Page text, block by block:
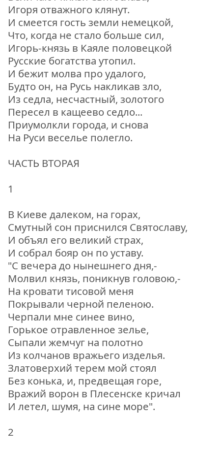
Игоря отважного клянут.
И смеется гость земли немецкой,
Что, когда не стало больше сил,
Игорь-князь в Каяле половецкой
Русские богатства утопил.
И бежит молва про удалого,
Будто он, на Русь накликав зло,
Из седла, несчастный, золотого
Пересел в кащеево седло...
Приумолкли города, и снова
На Руси веселье полегло.
ЧАСТЬ ВТОРАЯ
1
В Киеве далеком, на горах,
Смутный сон приснился Святославу,
И объял его великий страх,
И собрал бояр он по уставу.
"С вечера до нынешнего дня,-
Молвил князь, поникнув головою,-
На кровати тисовой меня
Покрывали черной пеленою.
Черпали мне синее вино,
Горькое отравленное зелье,
Сыпали жемчуг на полотно
Из колчанов вражьего изделья.
Златоверхий терем мой стоял
Без конька, и, предвещая горе,
Вражий ворон в Плесенске кричал
И летел, шумя, на сине море".
2